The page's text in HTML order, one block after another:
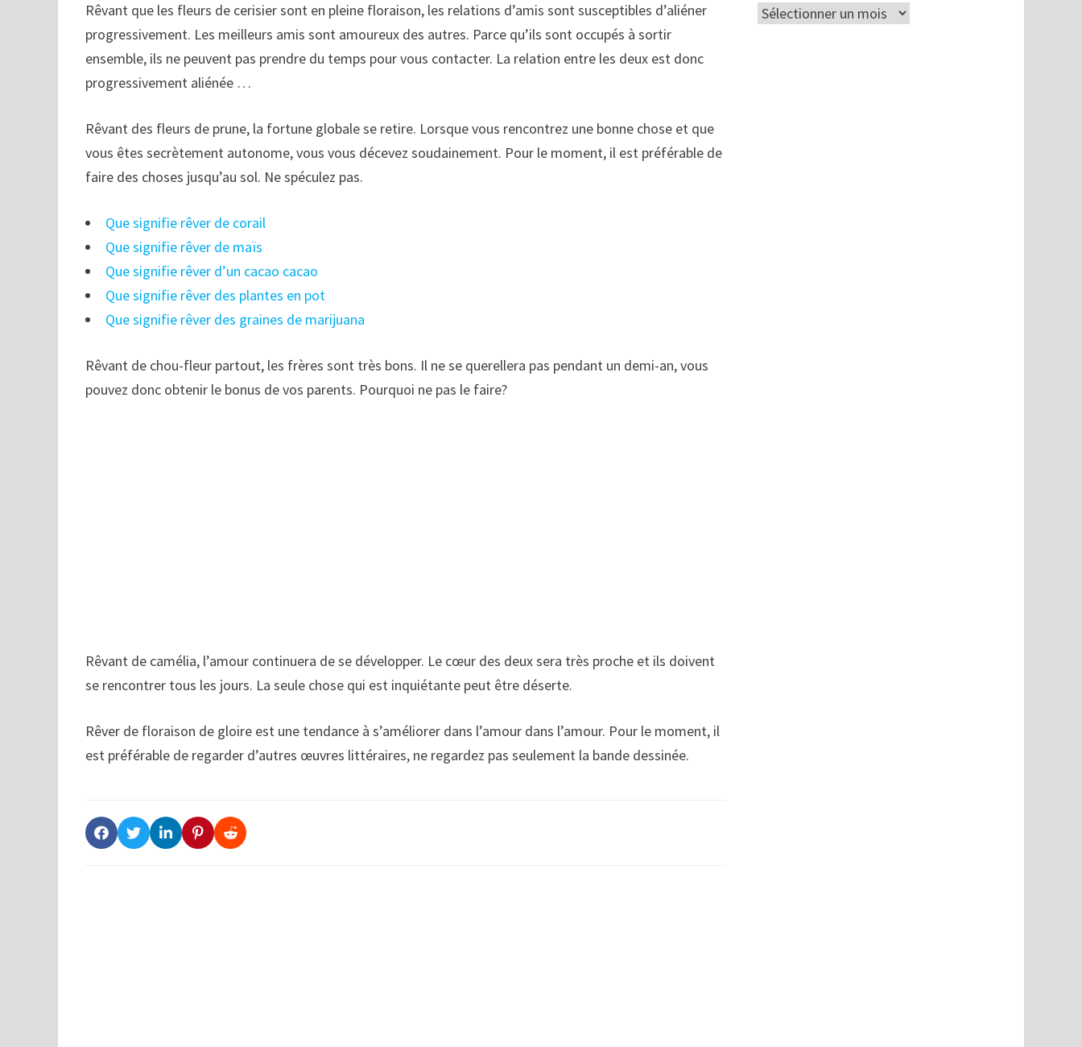
Rêvant que les fleurs de cerisier sont en pleine floraison, les relations d’amis sont susceptibles d’aliéner
progressivement. Les meilleurs amis sont amoureux des autres. Parce qu’ils sont occupés à sortir
ensemble, ils ne peuvent pas prendre du temps pour vous contacter. La relation entre les deux est donc
progressivement aliénée …
Rêvant des fleurs de prune, la fortune globale se retire. Lorsque vous rencontrez une bonne chose et que
vous êtes secrètement autonome, vous vous décevez soudainement. Pour le moment, il est préférable de
faire des choses jusqu’au sol. Ne spéculez pas.
Que signifie rêver de corail
Que signifie rêver de maïs
Que signifie rêver d’un cacao cacao
Que signifie rêver des plantes en pot
Que signifie rêver des graines de marijuana
Rêvant de chou-fleur partout, les frères sont très bons. Il ne se querellera pas pendant un demi-an, vous
pouvez donc obtenir le bonus de vos parents. Pourquoi ne pas le faire?
Rêvant de camélia, l’amour continuera de se développer. Le cœur des deux sera très proche et ils doivent
se rencontrer tous les jours. La seule chose qui est inquiétante peut être déserte.
Rêver de floraison de gloire est une tendance à s’améliorer dans l’amour dans l’amour. Pour le moment, il
est préférable de regarder d’autres œuvres littéraires, ne regardez pas seulement la bande dessinée.
Archives